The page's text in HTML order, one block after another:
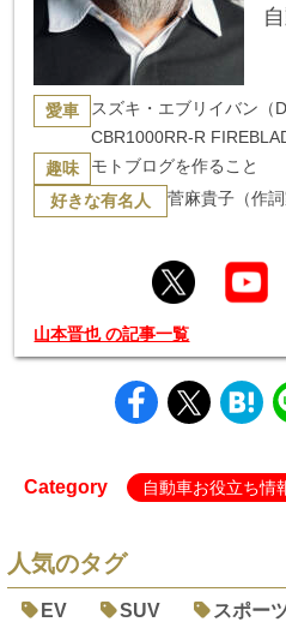
愛車
スズキ・エブリイバン（
CBR1000RR-R
趣味 モトブログを作ること
好きな有名人 菅麻貴子（作詞
山本晋也 の記事一覧
Category 自動車お役立ち情
人気のタグ
EV SUV スポー